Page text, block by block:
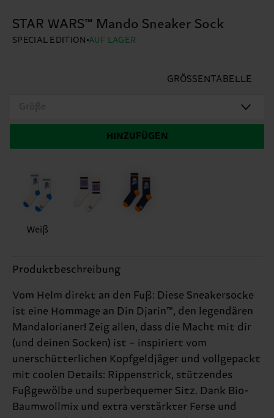
STAR WARS™ Mando Sneaker Sock
SPECIAL EDITION AUF LAGER
GRÖSSENTABELLE
Größe
HINZUFÜGEN
Weiß
Produktbeschreibung
Vom Helm direkt an den Fuß: Diese Sneakersocke
ist eine Hommage an Din Djarin™, den legendären
Mandalorianer! Zeig allen, dass die Macht mit dir
(und deinen Socken) ist – inspiriert vom
unerschütterlichen Kopfgeldjäger und vollgepackt
mit coolen Details: Rippenstrick, stützendes
Fußgewölbe und superbequemer Sitz. Dank Bio-
Baumwollmix und extra verstärkter Ferse und